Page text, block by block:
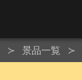
景品一覧